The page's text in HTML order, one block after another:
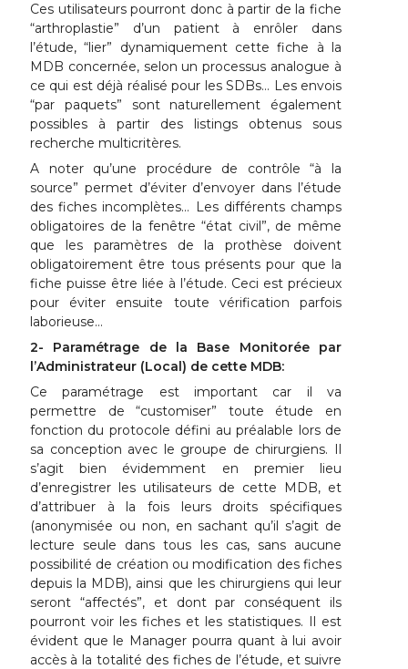
Ces utilisateurs pourront donc à partir de la fiche
“arthroplastie” d’un patient à enrôler dans
l’étude, “lier” dynamiquement cette fiche à la
MDB concernée, selon un processus analogue à
ce qui est déjà réalisé pour les SDBs… Les envois
“par paquets” sont naturellement également
possibles à partir des listings obtenus sous
recherche multicritères.
A noter qu’une procédure de contrôle “à la
source” permet d’éviter d’envoyer dans l’étude
des fiches incomplètes… Les différents champs
obligatoires de la fenêtre “état civil”, de même
que les paramètres de la prothèse doivent
obligatoirement être tous présents pour que la
fiche puisse être liée à l’étude. Ceci est précieux
pour éviter ensuite toute vérification parfois
laborieuse…
2- Paramétrage de la Base Monitorée par
l’Administrateur (Local) de cette MDB:
Ce paramétrage est important car il va
permettre de “customiser” toute étude en
fonction du protocole défini au préalable lors de
sa conception avec le groupe de chirurgiens. Il
s’agit bien évidemment en premier lieu
d’enregistrer les utilisateurs de cette MDB, et
d’attribuer à la fois leurs droits spécifiques
(anonymisée ou non, en sachant qu’il s’agit de
lecture seule dans tous les cas, sans aucune
possibilité de création ou modification des fiches
depuis la MDB), ainsi que les chirurgiens qui leur
seront “affectés”, et dont par conséquent ils
pourront voir les fiches et les statistiques. Il est
évident que le Manager pourra quant à lui avoir
accès à la totalité des fiches de l’étude, et suivre